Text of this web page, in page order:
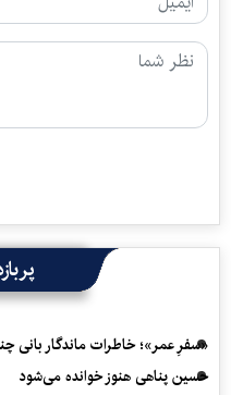
«سفرِ عمر»؛ خاطرات ماندگار بانی
حسین پناهی هنوز خوانده می‌شود